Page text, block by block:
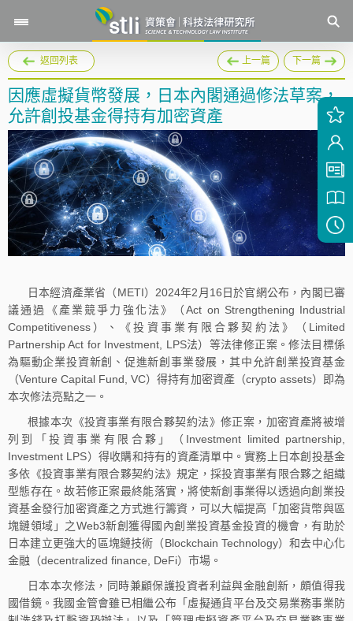
返回列表 上一篇 下一篇
因應虛擬貨幣發展，日本內閣通過修法草案，
允許創投基金得持有加密資產
日本經濟產業省（METI）2024年2月16日於官網公布，內閣已審
議通過《產業競爭力強化法》（Act on Strengthening Industrial
Competitiveness）、《投資事業有限合夥契約法》（Limited
Partnership Act for Investment, LPS法）等法律修正案。修法目標係
為驅動企業投資新創、促進新創事業發展，其中允許創業投資基金
（Venture Capital Fund, VC）得持有加密資產（crypto assets）即為
本次修法亮點之一。
根據本次《投資事業有限合夥契約法》修正案，加密資產將被增
列到「投資事業有限合夥」（Investment limited partnership,
Investment LPS）得收購和持有的資產清單中。實務上日本創投基金
多依《投資事業有限合夥契約法》規定，採投資事業有限合夥之組織
型態存在。故若修正案最終能落實，將使新創事業得以透過向創業投
資基金發行加密資產之方式進行籌資，可以大幅提高「加密貨幣與區
塊鏈領域」之Web3新創獲得國內創業投資基金投資的機會，有助於
日本建立更強大的區塊鏈技術（Blockchain Technology）和去中心化
金融（decentralized finance, DeFi）市場。
日本本次修法，同時兼顧保護投資者利益與金融創新，頗值得我
國借鏡。我國金管會雖已相繼公布「虛擬通貨平台及交易業務事業防